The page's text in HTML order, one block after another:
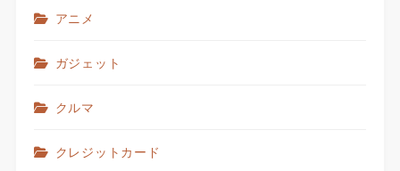
アニメ
ガジェット
クルマ
クレジットカード